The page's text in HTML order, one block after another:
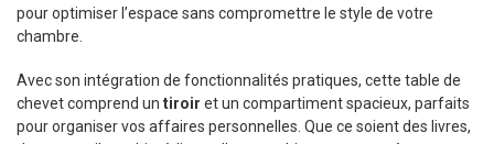
pour optimiser l’espace sans compromettre le style de votre
chambre.
Avec son intégration de fonctionnalités pratiques, cette table de
chevet comprend un tiroir et un compartiment spacieux, parfaits
pour organiser vos affaires personnelles. Que ce soient des livres,